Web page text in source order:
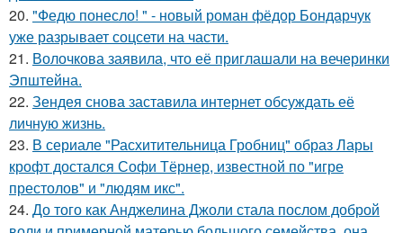
20. "Федю понесло! " - новый роман фёдор Бондарчук
уже разрывает соцсети на части.
21. Волочкова заявила, что её приглашали на вечеринки
Эпштейна.
22. Зендея снова заставила интернет обсуждать её
личную жизнь.
23. В сериале "Расхитительница Гробниц" образ Лары
крофт достался Софи Тёрнер, известной по "игре
престолов" и "людям икс".
24. До того как Анджелина Джоли стала послом доброй